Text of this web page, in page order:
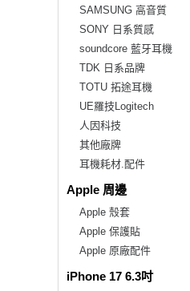
SAMSUNG 高音質
SONY 日系質感
soundcore 藍牙耳機
TDK 日系品牌
TOTU 拓途耳機
UE羅技Logitech
人因科技
其他廠牌
耳機耗材.配件
Apple 周邊
Apple 殼套
Apple 保護貼
Apple 原廠配件
iPhone 17 6.3吋